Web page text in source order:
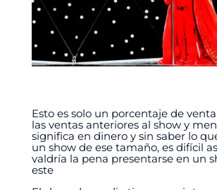
Esto es solo un porcentaje de
las ventas anteriores al show y
significa en dinero y sin saber lo
un show de ese tamaño, es difícil
valdría la pena presentarse en un
este